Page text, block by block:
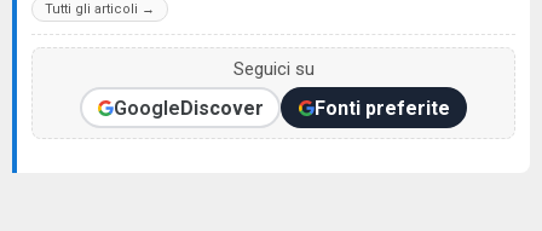
Tutti gli articoli →
Seguici su
GoogleDiscover Fonti preferite